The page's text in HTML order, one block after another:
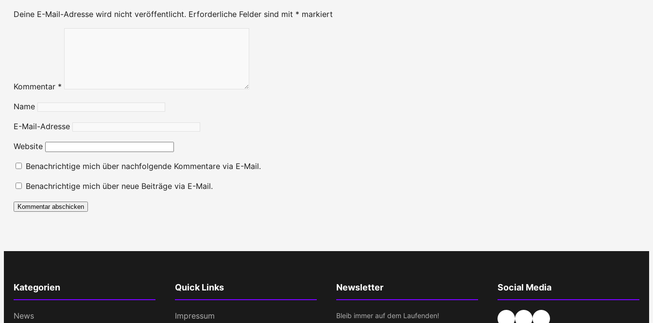
Deine E-Mail-Adresse wird nicht veröffentlicht. Erforderliche Felder sind mit * markiert
Kommentar *
Name
E-Mail-Adresse
Website
Benachrichtige mich über nachfolgende Kommentare via E-Mail.
Benachrichtige mich über neue Beiträge via E-Mail.
Kategorien
News
Quick Links
Impressum
Newsletter
Bleib immer auf dem Laufenden!
Social Media